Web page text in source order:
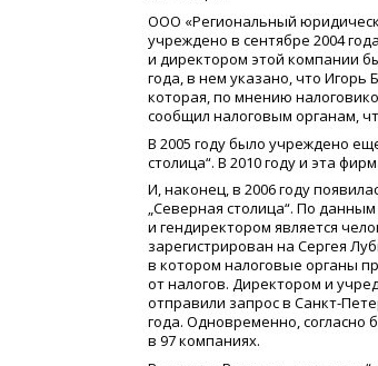
ООО «Региональный
учреждено в сентябре 2004
и директором этой компании
года, в нем указано, что
которая, по мнению
сообщил налоговым органам,
В 2005 году было учреждено
столица“. В 2010 году и эта
И, наконец, в 2006 году
„Северная столица“. По
и гендиректором является
зарегистрирован на Сергея
в котором налоговые органы
от налогов. Директором и
отправили запрос в Санкт-
года. Одновременно, согласно
в 97 компаниях.